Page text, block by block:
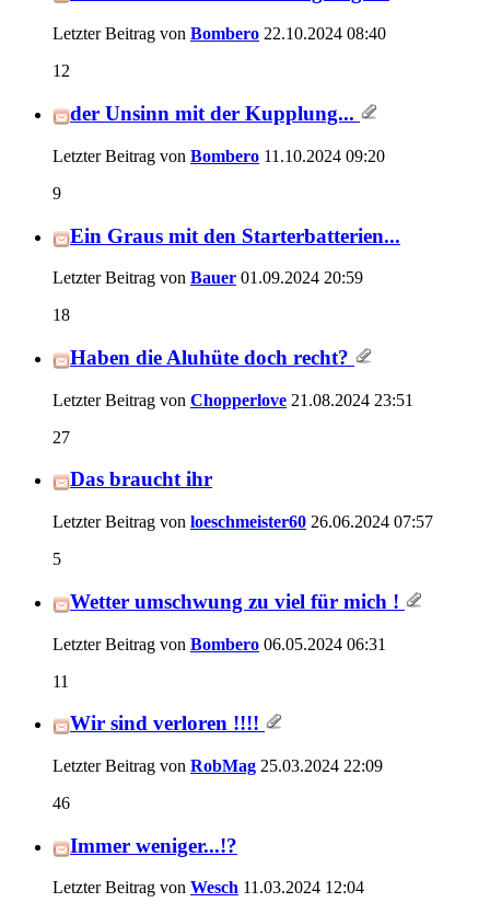
Letzter Beitrag von Bombero 22.10.2024 08:40
12
der Unsinn mit der Kupplung...
Letzter Beitrag von Bombero 11.10.2024 09:20
9
Ein Graus mit den Starterbatterien...
Letzter Beitrag von Bauer 01.09.2024 20:59
18
Haben die Aluhüte doch recht?
Letzter Beitrag von Chopperlove 21.08.2024 23:51
27
Das braucht ihr
Letzter Beitrag von loeschmeister60 26.06.2024 07:57
5
Wetter umschwung zu viel für mich !
Letzter Beitrag von Bombero 06.05.2024 06:31
11
Wir sind verloren !!!!
Letzter Beitrag von RobMag 25.03.2024 22:09
46
Immer weniger...!?
Letzter Beitrag von Wesch 11.03.2024 12:04